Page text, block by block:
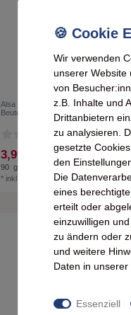
Alsa Vanillezucker mit natürlichem
Beutel (90g) für feine Desserts
3,99 € *
90 gr.
| 44,33 € / kg
* inkl. ges. MwSt.zzgl.Versandkosten
Wir verwenden
unserer Website
von
z.B. Inhalte und
Drittanbietern
zu analysieren.
gesetzte
den
Die
eines
erteilt oder
einzuwilligen
zu ändern oder
und weitere
Daten in unserer
Essenziell